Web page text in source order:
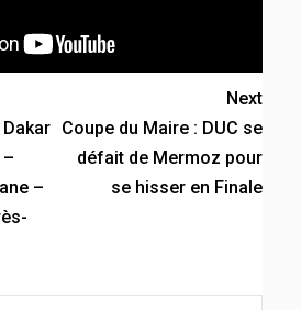
–
–
Next
Coupe du Maire : DUC se
défait de Mermoz pour
se hisser en Finale